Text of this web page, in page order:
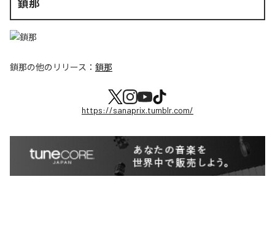
鎖那
鎖那の他のリリース： 鎖那
https://sanaprix.tumblr.com/